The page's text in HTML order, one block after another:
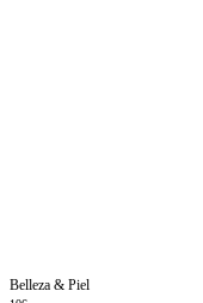
Belleza & Piel